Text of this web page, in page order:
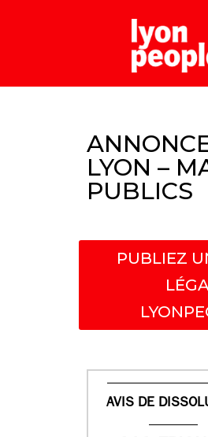
LYON –
PUBLICS
PUBLIEZ
AVIS DE